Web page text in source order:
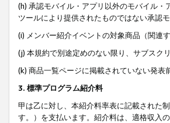
(h) 承認モバイル・アプリ以外のモバイル
ツールにより提供されたものではない承認
(i) メンバー紹介イベントの対象商品（関連
(j) 本規約で別途定めのない限り、サブスク
(k) 商品一覧ページに掲載されていない発表
3. 標準プログラム紹介料
甲は乙に対し、本紹介料率表に記載された
す。）を支払います。紹介料は、適格収入